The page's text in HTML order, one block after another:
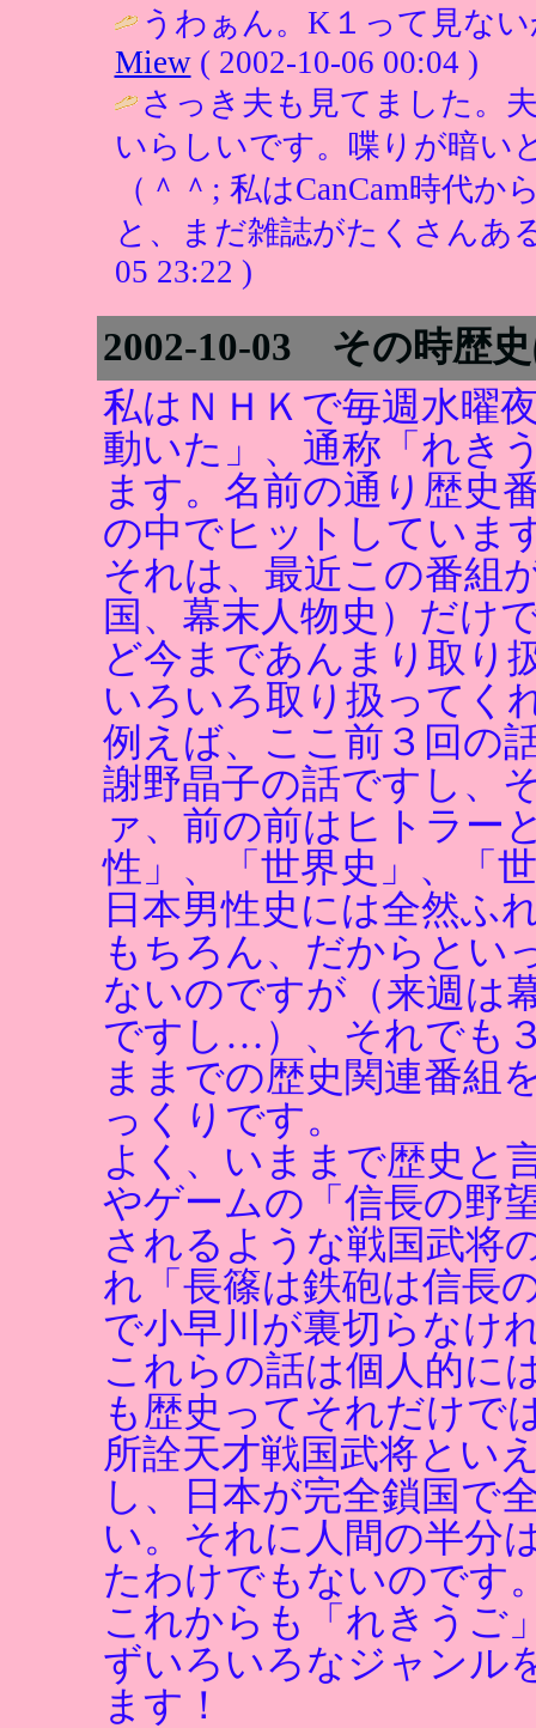
うわぁん。K１って見な
Miew( 2002-10-06 00:04 )
さっき夫も見てました。
いらしいです。喋りが暗い
（＾＾; 私はCanCam時代
と、まだ雑誌がたくさんあ
05 23:22 )
2002-10-03 その時歴
私はＮＨＫで毎週水曜
動いた」、通称「れき
ます。名前の通り歴史
の中でヒットしていま
それは、最近この番組
国、幕末人物史）だけ
ど今まであんまり取り
いろいろ取り扱ってく
例えば、ここ前３回の
謝野晶子の話ですし、
ァ、前の前はヒトラー
性」、「世界史」、「
日本男性史には全然ふ
もちろん、だからとい
ないのですが（来週は
ですし…）、それでも
ままでの歴史関連番組
っくりです。
よく、いままで歴史と
やゲームの「信長の野
されるような戦国武将
れ「長篠は鉄砲は信長
で小早川が裏切らなけ
これらの話は個人的に
も歴史ってそれだけで
所詮天才戦国武将とい
し、日本が完全鎖国で
い。それに人間の半分
たわけでもないのです
これからも「れきうご
ずいろいろなジャンル
ます！